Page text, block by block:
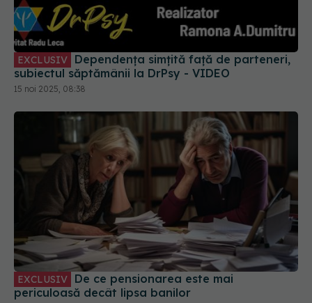
EXCLUSIV
subiectul săptămânii la DrPsy - VIDEO
15 noi 2025, 08:38
EXCLUSIV
periculoasă decât lipsa banilor